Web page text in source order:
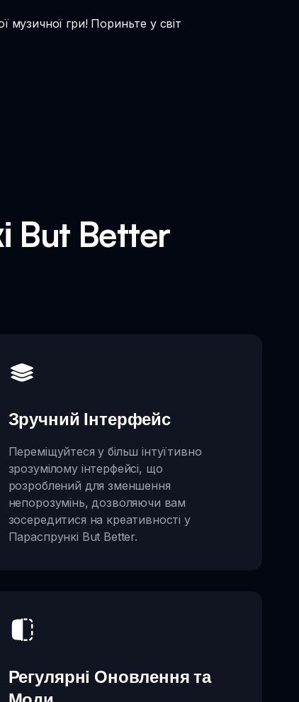
музичної гри! Пориньте у світ
But Better
Зручний Інтерфейс
Переміщуйтеся у більш інтуїтивно
зрозумілому інтерфейсі, що
розроблений для зменшення
непорозумінь, дозволяючи вам
зосередитися на креативності у
Параспрункі But Better.
Регулярні Оновлення та